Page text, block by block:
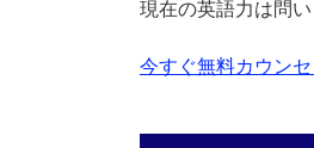
現在の英語力は問
今すぐ無料カウン